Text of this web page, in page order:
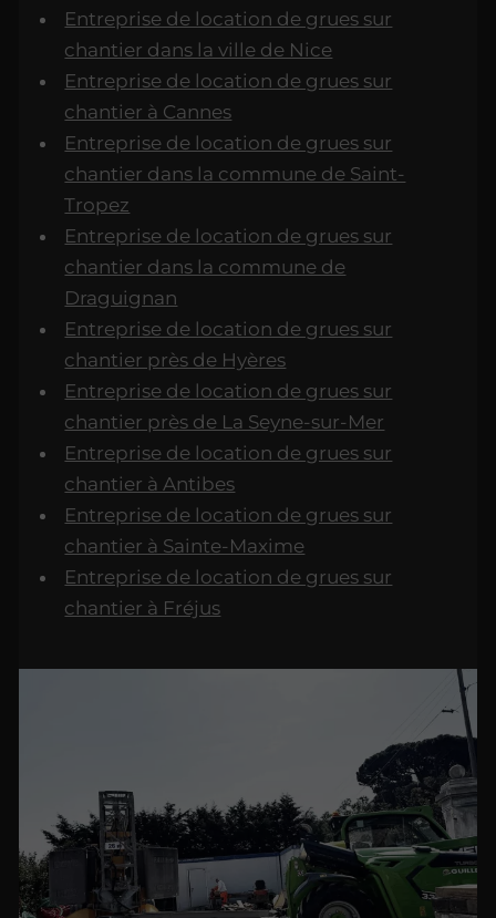
Entreprise de location de grues sur
chantier dans la ville de Nice
Entreprise de location de grues sur
chantier à Cannes
Entreprise de location de grues sur
chantier dans la commune de Saint-
Tropez
Entreprise de location de grues sur
chantier dans la commune de
Draguignan
Entreprise de location de grues sur
chantier près de Hyères
Entreprise de location de grues sur
chantier près de La Seyne-sur-Mer
Entreprise de location de grues sur
chantier à Antibes
Entreprise de location de grues sur
chantier à Sainte-Maxime
Entreprise de location de grues sur
chantier à Fréjus